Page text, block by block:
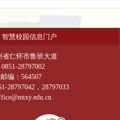
智慧校园信息门户
省仁怀市鲁班大道
28797002
邮编：564507
28797042，28797033